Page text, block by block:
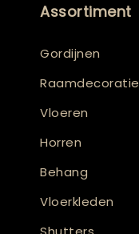
Assortiment
Gordijnen
Raamdecoratie
Vloeren
Horren
Behang
Vloerkleden